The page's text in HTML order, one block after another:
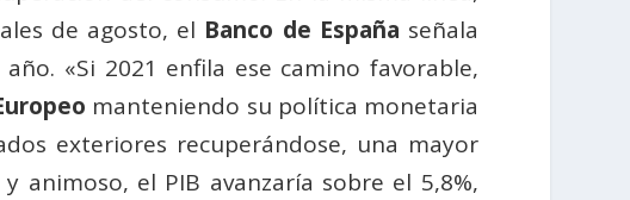
de agosto, el Banco de España señala
«Si 2021 enfila ese camino favorable,
manteniendo su política monetaria
exteriores recuperándose, una mayor
animoso, el PIB avanzaría sobre el 5,8%,